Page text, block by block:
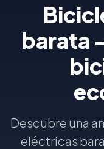
barata
Descubre una
eléctricas